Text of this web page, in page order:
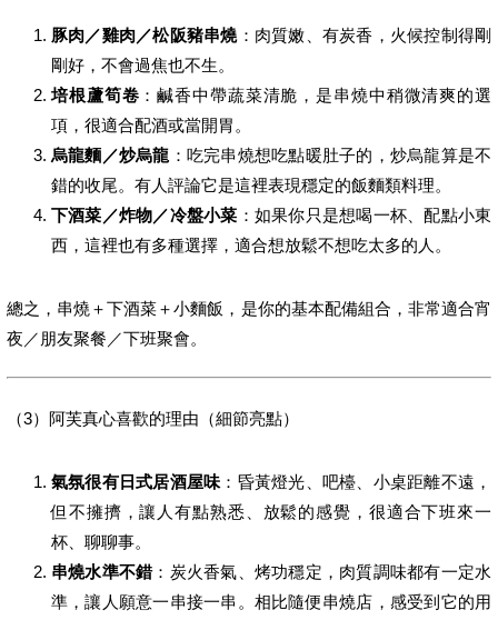
豚肉／雞肉／松阪豬串燒：肉質嫩、有炭香，火候控制得剛
剛好，不會過焦也不生。
培根蘆筍卷 ：鹹香中帶蔬菜清脆，是串燒中稍微清爽的選
項，很適合配酒或當開胃。
烏龍麵／炒烏龍 ：吃完串燒想吃點暖肚子的，炒烏龍算是不
錯的收尾。有人評論它是這裡表現穩定的飯麵類料理。
下酒菜／炸物／冷盤小菜 ：如果你只是想喝一杯、配點小東
西，這裡也有多種選擇，適合想放鬆不想吃太多的人。
總之，串燒＋下酒菜＋小麵飯，是你的基本配備組合，非常適合宵
夜／朋友聚餐／下班聚會。
（3）阿芙真心喜歡的理由（細節亮點）
氣氛很有日式居酒屋味 ：昏黃燈光、吧檯、小桌距離不遠，
但不擁擠，讓人有點熟悉、放鬆的感覺，很適合下班來一
杯、聊聊事。
串燒水準不錯：炭火香氣、烤功穩定，肉質調味都有一定水
準，讓人願意一串接一串。相比隨便串燒店，感受到它的用